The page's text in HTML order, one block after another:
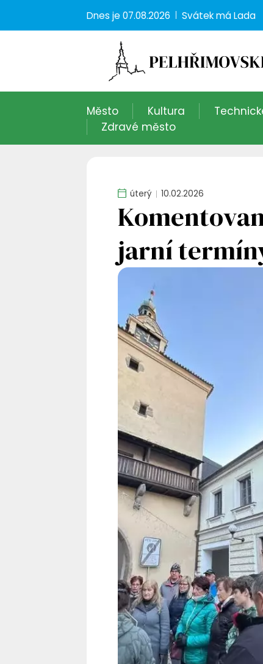
Dnes je 07.08.2026 Svátek máLada
Město Kultura
Zdravé město
úterý 10.02.2026
jarní